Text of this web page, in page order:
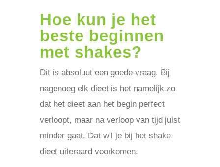
Hoe kun je het
beste beginnen
met shakes?
Dit is absoluut een goede vraag. Bij
nagenoeg elk dieet is het namelijk zo
dat het dieet aan het begin perfect
verloopt, maar na verloop van tijd juist
minder gaat. Dat wil je bij het shake
dieet uiteraard voorkomen.